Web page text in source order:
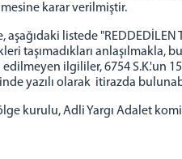
karar verilmiştir.
listede "REDDEDİLEN
taşımadıkları anlaşılmakla,
ilgililer, 6754 S.K.'un
yazılı olarak itirazda
kurulu, Adli Yargı Adalet